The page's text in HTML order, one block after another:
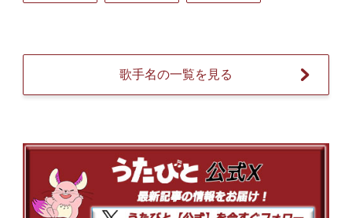
歌手名の一覧を見る